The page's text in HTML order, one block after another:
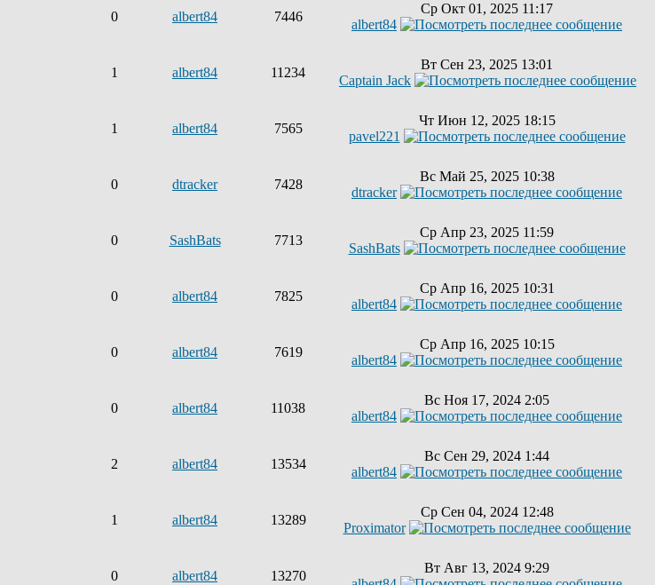
0 albert84 7446
Ср Окт 01, 2025 11:17
albert84
1 albert84 11234
Вт Сен 23, 2025 13:01
Captain Jack
1 albert84 7565
Чт Июн 12, 2025 18:15
pavel221
0 dtracker 7428
Вс Май 25, 2025 10:38
dtracker
0 SashBats 7713
Ср Апр 23, 2025 11:59
SashBats
0 albert84 7825
Ср Апр 16, 2025 10:31
albert84
0 albert84 7619
Ср Апр 16, 2025 10:15
albert84
0 albert84 11038
Вс Ноя 17, 2024 2:05
albert84
2 albert84 13534
Вс Сен 29, 2024 1:44
albert84
1 albert84 13289
Ср Сен 04, 2024 12:48
Proximator
0 albert84 13270
Вт Авг 13, 2024 9:29